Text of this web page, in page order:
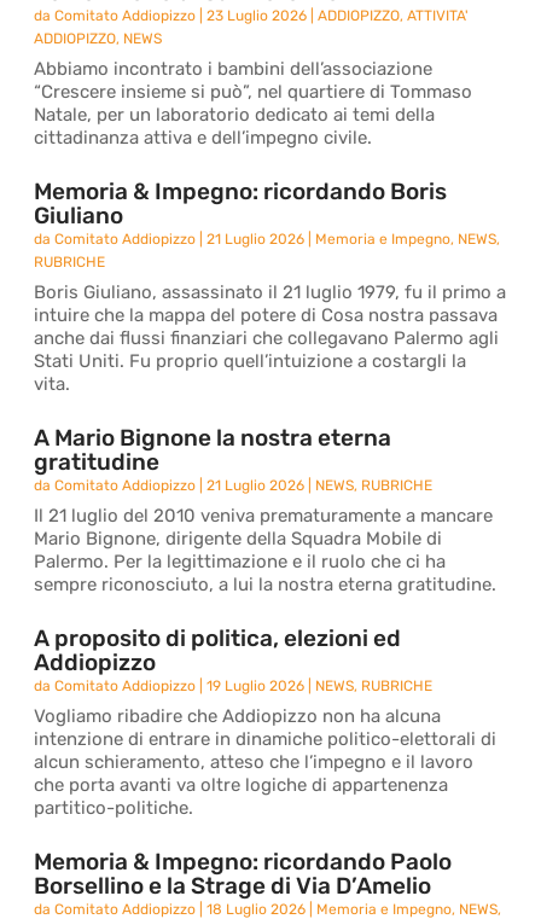
daComitato Addiopizzo |23 Luglio 2026 |ADDIOPIZZO,ATTIVITA'
ADDIOPIZZO, NEWS
Abbiamo incontrato i bambini dell’associazione
“Crescere insieme si può”, nel quartiere di Tommaso
Natale, per un laboratorio dedicato ai temi della
cittadinanza attiva e dell’impegno civile.
Memoria & Impegno: ricordando Boris
Giuliano
daComitato Addiopizzo |21 Luglio 2026 Memoria e Impegno, NEWS,
RUBRICHE
Boris Giuliano, assassinato il 21 luglio 1979, fu il primo a
intuire che la mappa del potere di Cosa nostra passava
anche dai flussi finanziari che collegavano Palermo agli
Stati Uniti. Fu proprio quell’intuizione a costargli la
vita.
A Mario Bignone la nostra eterna
gratitudine
daComitato Addiopizzo |21 Luglio 2026 NEWS, RUBRICHE
Il 21 luglio del 2010 veniva prematuramente a mancare
Mario Bignone, dirigente della Squadra Mobile di
Palermo. Per la legittimazione e il ruolo che ci ha
sempre riconosciuto, a lui la nostra eterna gratitudine.
A proposito di politica, elezioni ed
Addiopizzo
daComitato Addiopizzo |19 Luglio 2026 NEWS, RUBRICHE
Vogliamo ribadire che Addiopizzo non ha alcuna
intenzione di entrare in dinamiche politico-elettorali di
alcun schieramento, atteso che l’impegno e il lavoro
che porta avanti va oltre logiche di appartenenza
partitico-politiche.
Memoria & Impegno: ricordando Paolo
Borsellino e la Strage di Via D’Amelio
daComitato Addiopizzo |18 Luglio 2026 Memoria e Impegno, NEWS,